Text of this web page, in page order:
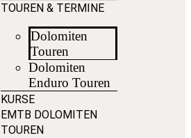
TOUREN & TERMINE
Dolomiten
Touren
Dolomiten
Enduro Touren
KURSE
EMTB DOLOMITEN
TOUREN